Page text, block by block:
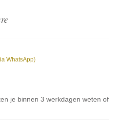
WhatsApp)
je binnen 3 werkdagen weten of